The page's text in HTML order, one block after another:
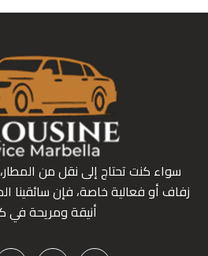
سواء كنت تحتاج إلى نقل من
زفاف أو فعالية خاصة، فإن سائقينا
أنيقة ومريحة في